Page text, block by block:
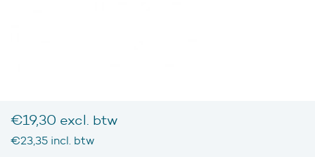
€19,30 excl. btw
€23,35 incl. btw